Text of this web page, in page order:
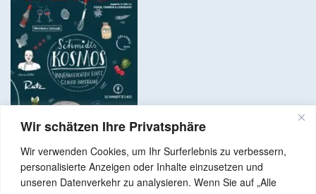
Wir schätzen Ihre Privatsphäre
Wir verwenden Cookies, um Ihr Surferlebnis zu verbessern,
personalisierte Anzeigen oder Inhalte einzusetzen und
unseren Datenverkehr zu analysieren. Wenn Sie auf „Alle